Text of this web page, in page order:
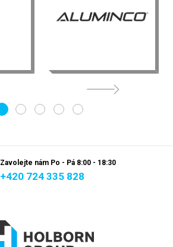
1 2 3 4 5
Zavolejte nám Po - Pá 8:00 - 18:30
+420 724 335 828